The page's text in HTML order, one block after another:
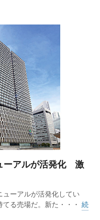
ーアルが活発化 激
ーアルが活発化してい
る売場だ。新た・・・ 続